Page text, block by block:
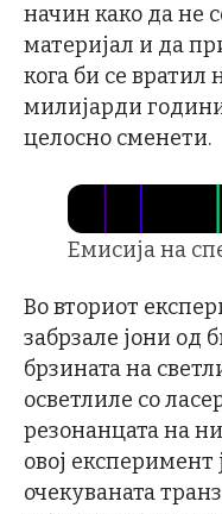
начин како да не
материјал и да
кога би се вратил
милијарди
целосно сменети.
Емисија на
Во вториот
забрзале јони од
брзината на
осветлиле со
резонанцата на
овој
очекуваната